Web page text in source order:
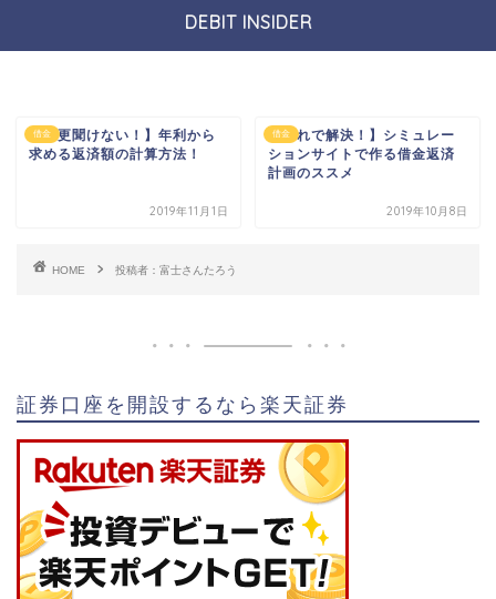
DEBIT INSIDER
借金
【今更聞けない！】年利から
求める返済額の計算方法！
2019年11月1日
借金
【これで解決！】シミュレー
ションサイトで作る借金返済
計画のススメ
2019年10月8日
HOME 投稿者：富士さんたろう
証券口座を開設するなら楽天証券